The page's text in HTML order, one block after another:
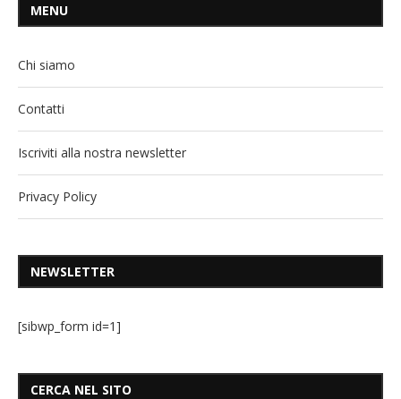
MENU
Chi siamo
Contatti
Iscriviti alla nostra newsletter
Privacy Policy
NEWSLETTER
[sibwp_form id=1]
CERCA NEL SITO